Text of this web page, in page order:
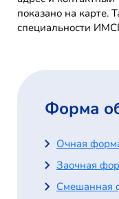
показано на карте.
специальности
Форма
Очная
Заочная
Смешанная